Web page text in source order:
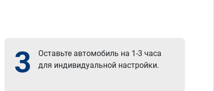
3
Оставьте автомобиль на 1-3 часа
для индивидуальной настройки.